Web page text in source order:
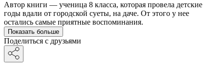
Автор книги — ученица 8 класса, которая провела детские
годы вдали от городской суеты, на даче. От этого у нее
остались самые приятные воспоминания.
Показать больше
Поделиться с друзьями